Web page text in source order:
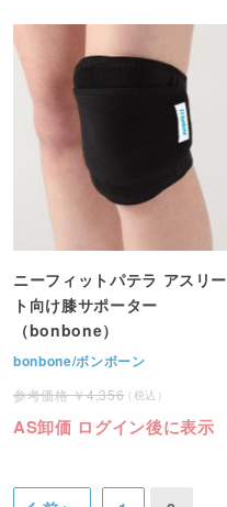
ニーフィットパテラ アスリー
ト向け膝サポーター
（bonbone）
bonbone/ボンボーン
4,356
AS卸価 ログイン後に表示